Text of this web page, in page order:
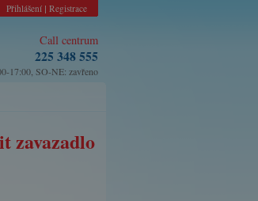
Přihlášení | Registrace
Call centrum
225 348 555
17:00, SO-NE: zavřeno
zavazadlo